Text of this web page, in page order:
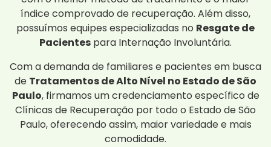
índice comprovado de recuperação. Além disso,
possuímos equipes especializadas no Resgate de
Pacientes para Internação Involuntária.
Com a demanda de familiares e pacientes em busca
de Tratamentos de Alto Nível no Estado de São
Paulo, firmamos um credenciamento específico de
Clínicas de Recuperação por todo o Estado de São
Paulo, oferecendo assim, maior variedade e mais
comodidade.